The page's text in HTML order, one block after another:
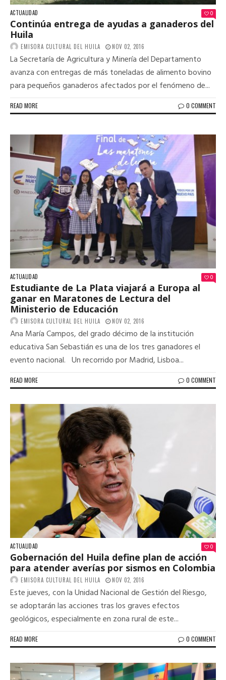
ACTUALIDAD 0
Continúa entrega de ayudas a ganaderos del
Huila
EMISORA CULTURAL DEL HUILA NOV 02, 2016
La Secretaría de Agricultura y Minería del Departamento
avanza con entregas de más toneladas de alimento bovino
para pequeños ganaderos afectados por el fenómeno de...
READ MORE 0 COMMENT
ACTUALIDAD 0
Estudiante de La Plata viajará a Europa al
ganar en Maratones de Lectura del
Ministerio de Educación
EMISORA CULTURAL DEL HUILA NOV 02, 2016
Ana María Campos, del grado décimo de la institución
educativa San Sebastián es una de los tres ganadores el
evento nacional. Un recorrido por Madrid, Lisboa...
READ MORE 0 COMMENT
ACTUALIDAD 0
Gobernación del Huila define plan de acción
para atender averías por sismos en Colombia
EMISORA CULTURAL DEL HUILA NOV 02, 2016
Este jueves, con la Unidad Nacional de Gestión del Riesgo,
se adoptarán las acciones tras los graves efectos
geológicos, especialmente en zona rural de este...
READ MORE 0 COMMENT